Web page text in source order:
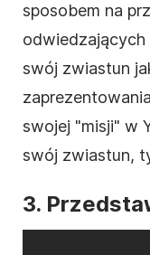
sposobem na
odwiedzających
swój zwiastun
swojej "misji" w
swój zwiastun,
3.